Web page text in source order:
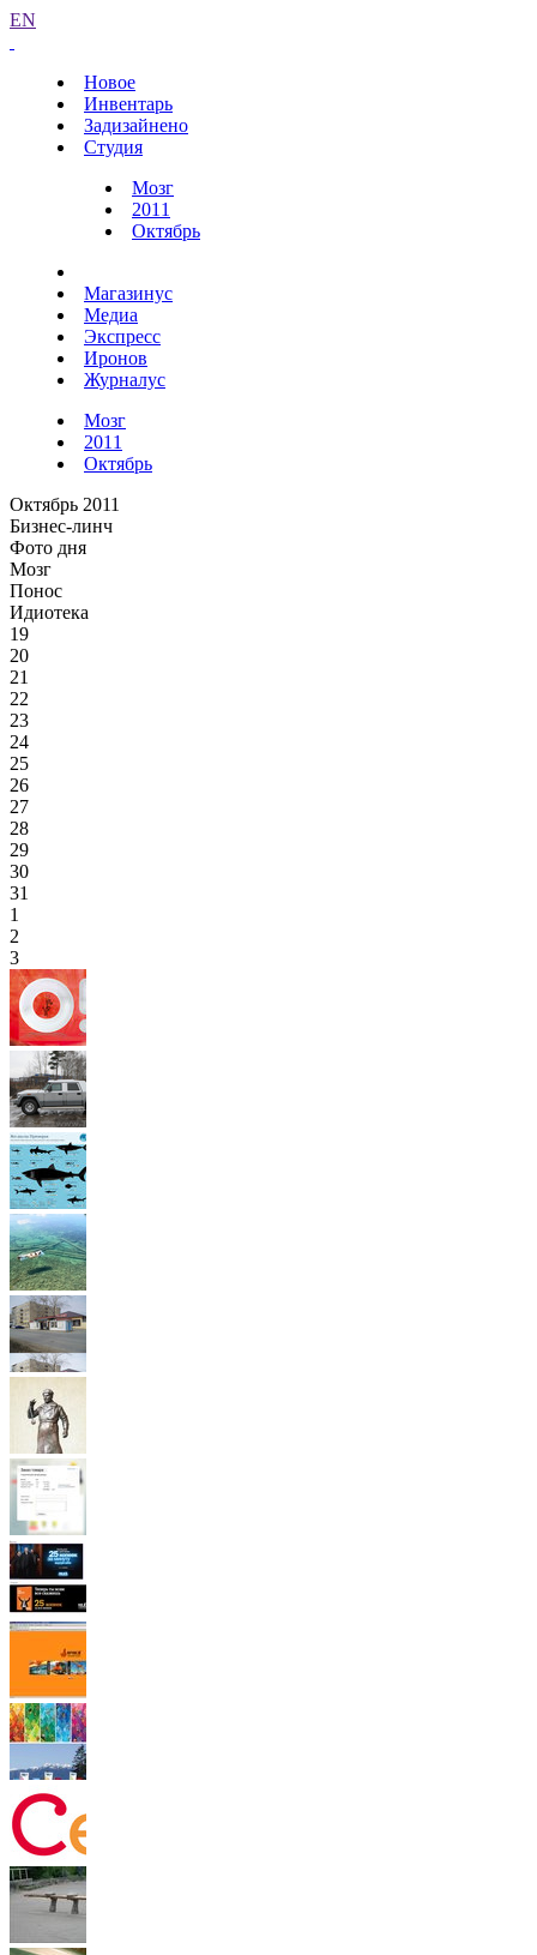
EN
Новое
Инвентарь
Задизайнено
Студия
Мозг
2011
Октябрь
Магазинус
Медиа
Экспресс
Иронов
Журналус
Мозг
2011
Октябрь
Октябрь 2011
Бизнес-линч
Фото дня
Мозг
Понос
Идиотека
19
20
21
22
23
24
25
26
27
28
29
30
31
1
2
3